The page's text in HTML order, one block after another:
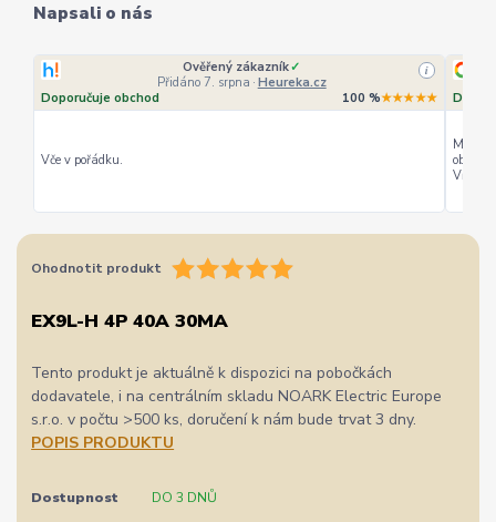
Napsali o nás
Ověřený zákazník✓
Přidáno 7. srpna · Heureka.cz
i
Doporučuje obchod 100 %★★★★★
Vče v pořádku.
Můžu
Vřele
Ohodnotit produkt
EX9L-H 4P 40A 30MA
Tento produkt je aktuálně k dispozici na pobočkách
dodavatele, i na centrálním skladu NOARK Electric Europe
s.r.o. v počtu >500 ks, doručení k nám bude trvat 3 dny.
POPIS PRODUKTU
Dostupnost DO 3 DNŮ